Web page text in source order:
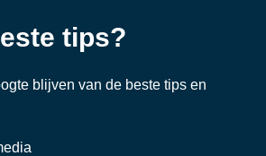
tips?
blijven van de beste tips en